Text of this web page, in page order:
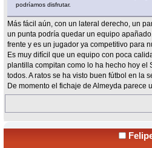
podríamos disfrutar.
Más fácil aún, con un lateral derecho, un
un punta podría quedar un equipo
frente y es un jugador ya competitivo para
Es muy difícil que un equipo con poca
plantilla compitan como lo ha hecho hoy el
todos. A ratos se ha visto buen fútbol en la
De momento el fichaje de Almeyda parece